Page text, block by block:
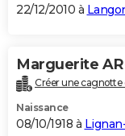
22/12/2010 à
Marguerite
Créer une cagnotte
Naissance
08/10/1918 à